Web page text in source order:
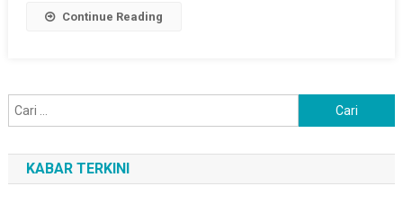
Continue Reading
untuk:
KABAR TERKINI